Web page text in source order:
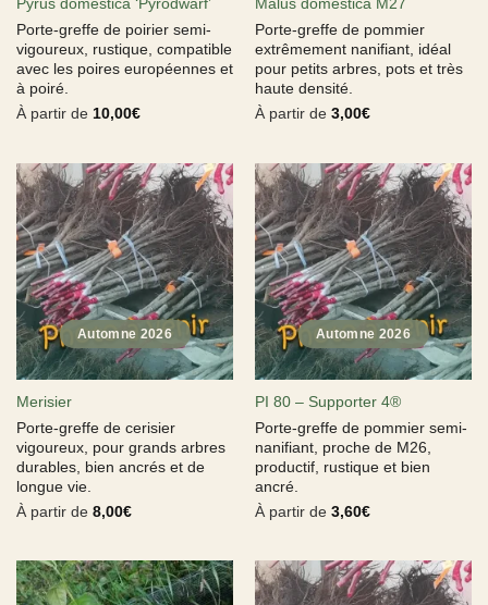
Pyrus domestica ‘Pyrodwarf’
Porte-greffe de poirier semi-
vigoureux, rustique, compatible
avec les poires européennes et
à poiré.
À partir de 10,00€
Malus domestica M27
Porte-greffe de pommier
extrêmement nanifiant, idéal
pour petits arbres, pots et très
haute densité.
À partir de 3,00€
Merisier
Porte-greffe de cerisier
vigoureux, pour grands arbres
durables, bien ancrés et de
longue vie.
À partir de 8,00€
PI 80 – Supporter 4®
Porte-greffe de pommier semi-
nanifiant, proche de M26,
productif, rustique et bien
ancré.
À partir de 3,60€